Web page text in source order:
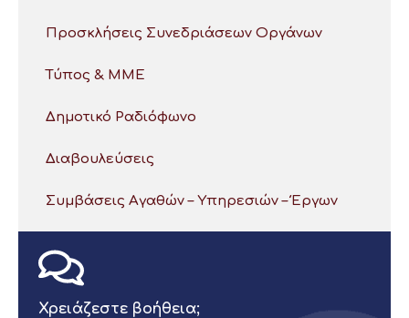
Προσκλήσεις Συνεδριάσεων Οργάνων
Τύπος & ΜΜΕ
Δημοτικό Ραδιόφωνο
Διαβουλεύσεις
Συμβάσεις Αγαθών – Υπηρεσιών – Έργων
Χρειάζεστε βοήθεια;